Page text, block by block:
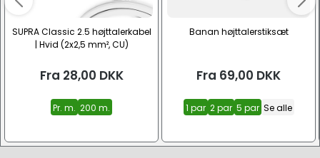
SUPRA Classic 2.5 højttalerkabel
| Hvid (2x2,5 mm², CU)
Fra 28,00 DKK
Pr. m. 200 m.
Banan højttalerstiksæt
Fra 69,00 DKK
1 par 2 par 5 par Se alle